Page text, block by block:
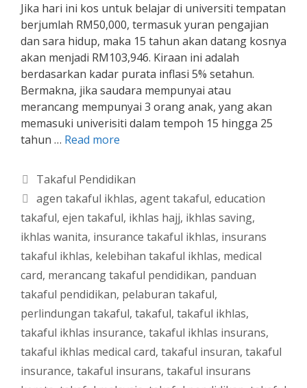
Jika hari ini kos untuk belajar di universiti tempatan
berjumlah RM50,000, termasuk yuran pengajian
dan sara hidup, maka 15 tahun akan datang kosnya
akan menjadi RM103,946. Kiraan ini adalah
berdasarkan kadar purata inflasi 5% setahun.
Bermakna, jika saudara mempunyai atau
merancang mempunyai 3 orang anak, yang akan
memasuki univerisiti dalam tempoh 15 hingga 25
tahun … Read more
Categories
Takaful Pendidikan
Tags
agen takaful ikhlas, agent takaful, education
takaful, ejen takaful, ikhlas hajj, ikhlas saving,
ikhlas wanita, insurance takaful ikhlas, insurans
takaful ikhlas, kelebihan takaful ikhlas, medical
card, merancang takaful pendidikan, panduan
takaful pendidikan, pelaburan takaful,
perlindungan takaful, takaful, takaful ikhlas,
takaful ikhlas insurance, takaful ikhlas insurans,
takaful ikhlas medical card, takaful insuran, takaful
insurance, takaful insurans, takaful insurans